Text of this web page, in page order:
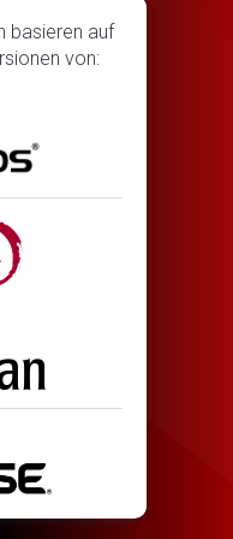
basieren auf
von: